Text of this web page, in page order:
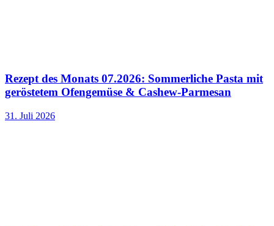
Rezept des Monats 07.2026: Sommerliche Pasta mit
geröstetem Ofengemüse & Cashew-Parmesan
31. Juli 2026